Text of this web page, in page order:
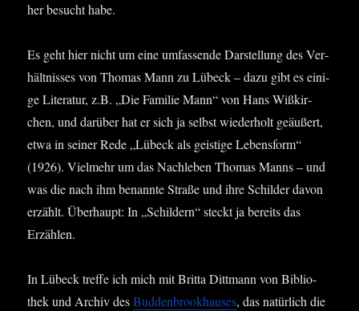
her besucht habe.
Es geht hier nicht um eine umfas­sen­de Dar­stel­lung des Ver­
hält­nis­ses von Tho­mas Mann zu Lübeck – dazu gibt es eini­
ge Lite­ra­tur, z.B. „Die Fami­lie Mann“ von Hans Wiß­kir­
chen, und dar­über hat er sich ja selbst wie­der­holt geäu­ßert,
etwa in sei­ner Rede „Lübeck als geis­ti­ge Lebens­form“
(1926). Viel­mehr um das Nach­le­ben Tho­mas Manns – und
was die nach ihm benann­te Stra­ße und ihre Schil­der davon
erzählt. Über­haupt: In „Schil­dern“ steckt ja bereits das
Erzählen.
In Lübeck tref­fe ich mich mit Brit­ta Ditt­mann von Biblio­
thek und Archiv desBud­den­brook­hau­ses, das natür­lich die